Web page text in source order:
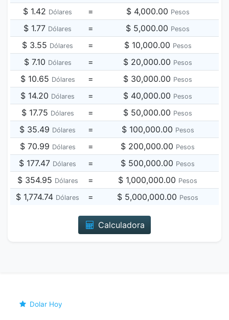
$ 1.42 Dólares = $ 4,000.00 Pesos
$ 1.77 Dólares = $ 5,000.00 Pesos
$ 3.55 Dólares = $ 10,000.00 Pesos
$ 7.10 Dólares = $ 20,000.00 Pesos
$ 10.65 Dólares = $ 30,000.00 Pesos
$ 14.20 Dólares = $ 40,000.00 Pesos
$ 17.75 Dólares = $ 50,000.00 Pesos
$ 35.49 Dólares = $ 100,000.00 Pesos
$ 70.99 Dólares = $ 200,000.00 Pesos
$ 177.47 Dólares = $ 500,000.00 Pesos
$ 354.95 Dólares = $ 1,000,000.00 Pesos
$ 1,774.74 Dólares = $ 5,000,000.00 Pesos
Calculadora
Dolar Hoy